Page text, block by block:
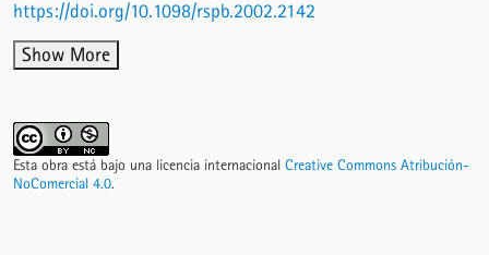
https://doi.org/10.1098/rspb.2002.2142
Show More
Esta obra está bajo una licencia internacional Creative Commons Atribución-
NoComercial 4.0.